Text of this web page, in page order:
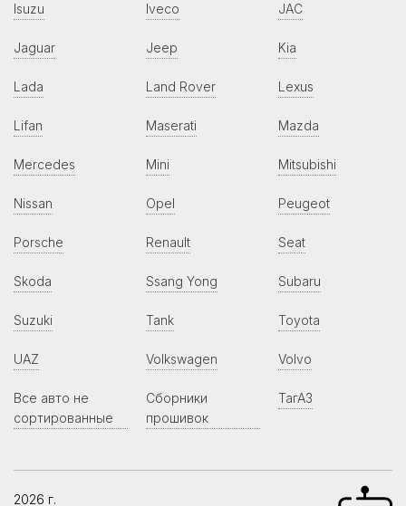
Isuzu Iveco JAC
Jaguar Jeep Kia
Lada Land Rover Lexus
Lifan Maserati Mazda
Mercedes Mini Mitsubishi
Nissan Opel Peugeot
Porsche Renault Seat
Skoda Ssang Yong Subaru
Suzuki Tank Toyota
UAZ Volkswagen Volvo
Все авто не
сортированные
Сборники
прошивок
ТагАЗ
2026 г.